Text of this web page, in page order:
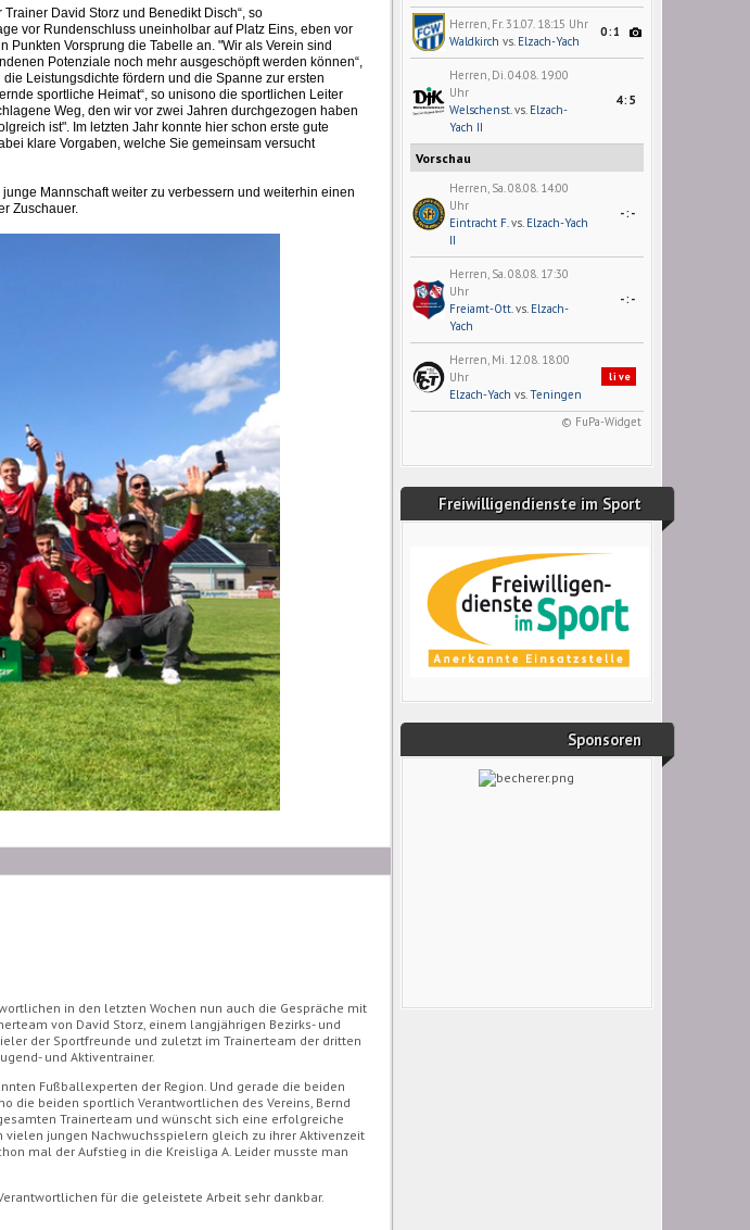
David Storz und Benedikt Disch“, so
vor Rundenschluss uneinholbar auf Platz Eins, eben vor
Punkten Vorsprung die Tabelle an. "Wir als Verein sind
Potenziale noch mehr ausgeschöpft werden können“,
Leistungsdichte fördern und die Spanne zur ersten
sportliche Heimat“, so unisono die sportlichen Leiter
Weg, den wir vor zwei Jahren durchgezogen haben
ist". Im letzten Jahr konnte hier schon erste gute
klare Vorgaben, welche Sie gemeinsam versucht
Mannschaft weiter zu verbessern und weiterhin einen
Zuschauer.
in den letzten Wochen nun auch die Gespräche mit
von David Storz, einem langjährigen Bezirks- und
der Sportfreunde und zuletzt im Trainerteam der dritten
und Aktiventrainer.
Fußballexperten der Region. Und gerade die beiden
die beiden sportlich Verantwortlichen des Vereins, Bernd
Trainerteam und wünscht sich eine erfolgreiche
jungen Nachwuchsspielern gleich zu ihrer Aktivenzeit
mal der Aufstieg in die Kreisliga A. Leider musste man
für die geleistete Arbeit sehr dankbar.
Herren, Fr. 31.07. 18:15 Uhr
Waldkirch vs. Elzach-Yach
0:1
Herren, Di. 04.08. 19:00
Uhr
Welschenst.vs. Elzach-
Yach II
4:5
Vorschau
Herren, Sa. 08.08. 14:00
Uhr
Eintracht F.vs. Elzach-Yach
II
-:-
Herren, Sa. 08.08. 17:30
Uhr
Freiamt-Ott.vs. Elzach-
Yach
-:-
Herren, Mi. 12.08. 18:00
Uhr
Elzach-Yach vs.Teningen
live
© FuPa-Widget
Freiwilligendienste im Sport
Sponsoren